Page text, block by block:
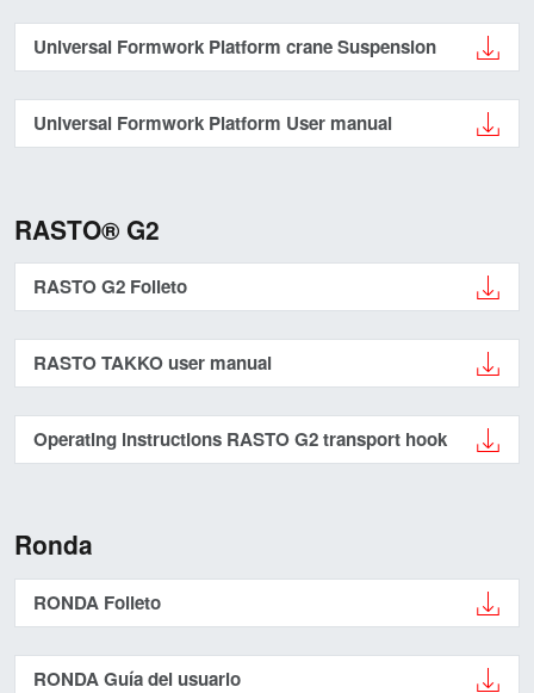
Universal Formwork Platform crane Suspension
Universal Formwork Platform User manual
RASTO® G2
RASTO G2 Folleto
RASTO TAKKO user manual
Operating instructions RASTO G2 transport hook
Ronda
RONDA Folleto
RONDA Guía del usuario